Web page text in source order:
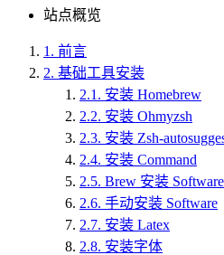
站点概览
1. 前言
2. 基础工具安装
2.1. 安装 Homebrew
2.2. 安装 Ohmyzsh
2.3. 安装 Zsh-
2.4. 安装 Command
2.5. Brew 安装 Software
2.6. 手动安装 Software
2.7. 安装 Latex
2.8. 安装字体